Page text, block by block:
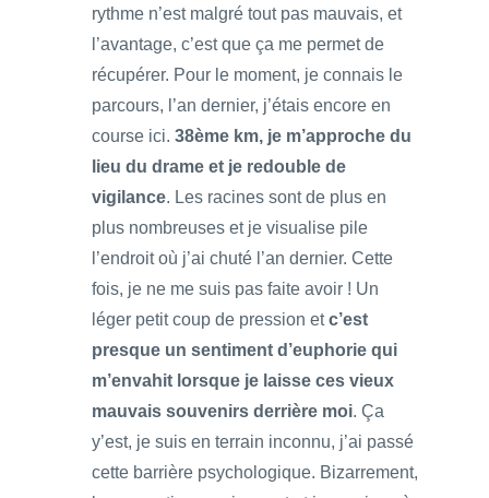
rythme n’est malgré tout pas mauvais, et
l’avantage, c’est que ça me permet de
récupérer. Pour le moment, je connais le
parcours, l’an dernier, j’étais encore en
course ici. 38ème km, je m’approche du
lieu du drame et je redouble de
vigilance. Les racines sont de plus en
plus nombreuses et je visualise pile
l’endroit où j’ai chuté l’an dernier. Cette
fois, je ne me suis pas faite avoir ! Un
léger petit coup de pression etc’est
presque un sentiment d’euphorie qui
m’envahit lorsque je laisse ces vieux
mauvais souvenirs derrière moi. Ça
y’est, je suis en terrain inconnu, j’ai passé
cette barrière psychologique. Bizarrement,